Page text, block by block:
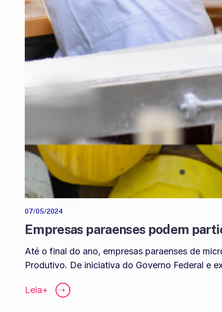
07/05/2024
Empresas paraenses podem
Até o final do ano, empresas paraenses de
Produtivo. De iniciativa do Governo Federal e
Leia+ ➝